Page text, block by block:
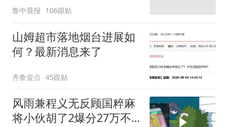
两，做成红烧辣子鱼块，
味道很好
鲁中晨报 106跟贴
山姆超市落地烟台进展如
何？最新消息来了
齐鲁壹点 45跟贴
风雨兼程义无反顾国粹麻
将小伙胡了2爆分27万不